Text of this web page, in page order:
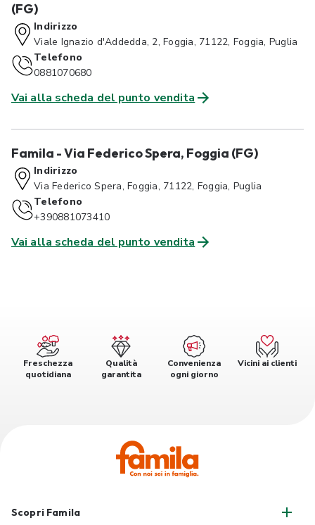
(FG)
Indirizzo
Viale Ignazio d'Addedda, 2, Foggia, 71122, Foggia, Puglia
Telefono
0881070680
Vai alla scheda del punto vendita
Famila - Via Federico Spera, Foggia (FG)
Indirizzo
Via Federico Spera, Foggia, 71122, Foggia, Puglia
Telefono
+390881073410
Vai alla scheda del punto vendita
Freschezza
quotidiana
Qualità
garantita
Convenienza
ogni giorno
Vicini ai clienti
Scopri Famila